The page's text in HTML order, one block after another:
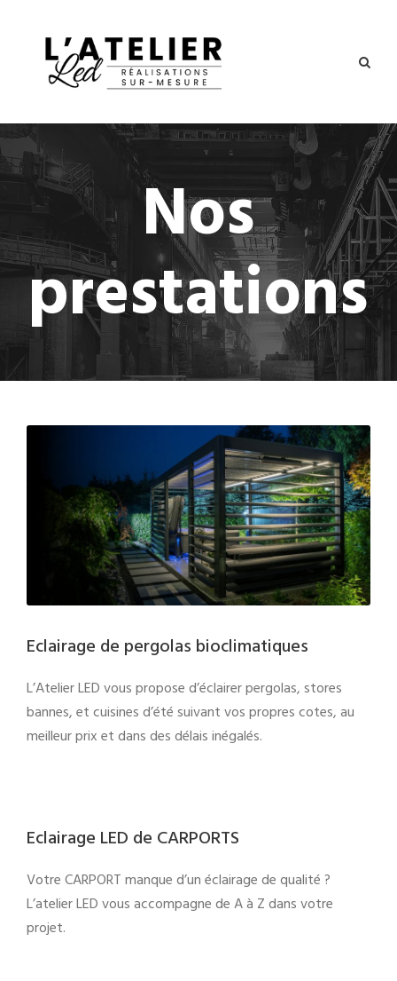
Nos
prestations
Eclairage de pergolas bioclimatiques
L’Atelier LED vous propose d’éclairer pergolas, stores
bannes, et cuisines d’été suivant vos propres cotes, au
meilleur prix et dans des délais inégalés.
Eclairage LED de CARPORTS
Votre CARPORT manque d’un éclairage de qualité ?
L’atelier LED vous accompagne de A à Z dans votre
projet.